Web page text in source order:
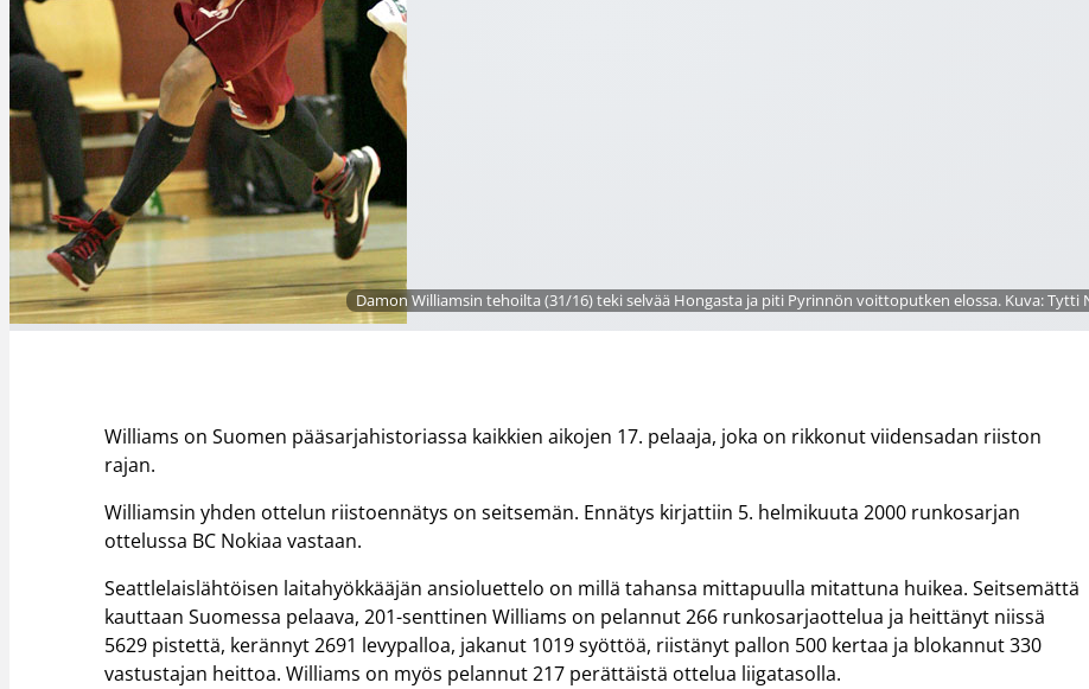
Damon Williamsin tehoilta (31/16) teki selvää Hongasta ja piti Pyrinnön voittoputken elossa. Kuva: Tytti
Williams on Suomen pääsarjahistoriassa kaikkien aikojen 17. pelaaja, joka on rikkonut viidensadan riiston
rajan.
Williamsin yhden ottelun riistoennätys on seitsemän. Ennätys kirjattiin 5. helmikuuta 2000 runkosarjan
ottelussa BC Nokiaa vastaan.
Seattlelaislähtöisen laitahyökkääjän ansioluettelo on millä tahansa mittapuulla mitattuna huikea. Seitsemättä
kauttaan Suomessa pelaava, 201-senttinen Williams on pelannut 266 runkosarjaottelua ja heittänyt niissä
5629 pistettä, kerännyt 2691 levypalloa, jakanut 1019 syöttöä, riistänyt pallon 500 kertaa ja blokannut 330
vastustajan heittoa. Williams on myös pelannut 217 perättäistä ottelua liigatasolla.